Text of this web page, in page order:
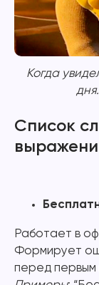
Когда
Список
Работает в
Формирует
перед первым